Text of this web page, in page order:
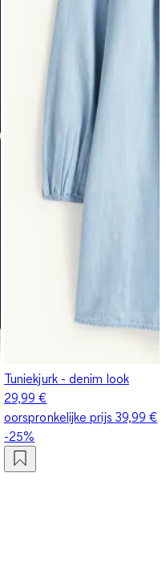
Tuniekjurk - denim look
29,99 €
oorspronkelijke prijs 39,99 €
-25%